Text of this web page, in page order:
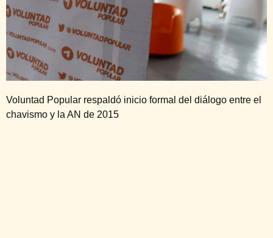
Voluntad Popular respaldó inicio formal del diálogo entre el
chavismo y la AN de 2015